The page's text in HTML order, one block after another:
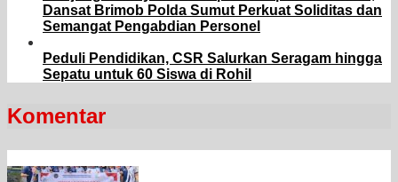
Dansat Brimob Polda Sumut Perkuat Soliditas dan
Semangat Pengabdian Personel
Peduli Pendidikan, CSR Salurkan Seragam hingga
Sepatu untuk 60 Siswa di Rohil
Komentar